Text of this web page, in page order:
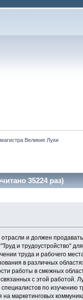
Великие Луки
35224 раз)
и должен
и трудоустройство"
труда и рабочего
в различных
работы в смежных
с этой работой.
по изучению
маркетинговых